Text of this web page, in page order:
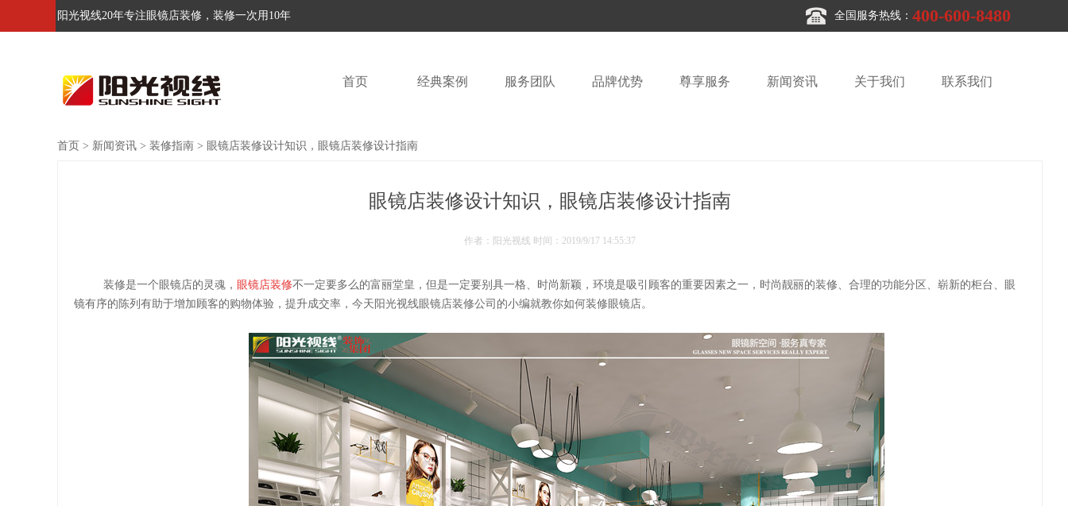
阳光视线20年专注眼镜店装修，装修一次用10年 全国服务热线： 400-600-8480
首页 经典案例 服务团队 品牌优势 尊享服务 新闻资讯 关于我们 联系我们
首页 > 新闻资讯 > 装修指南 > 眼镜店装修设计知识，眼镜店装修设计指南
眼镜店装修设计知识，眼镜店装修设计指南
作者：阳光视线 时间： 2019/9/17 14:55:37
装修是一个眼镜店的灵魂， 眼镜店装修不一定要多么的富丽堂皇，但是一定要别具一格、时尚新颖，环境是吸引顾客的重要因素之一，时尚靓丽的装修、合理的功能分区、崭新的柜台、眼
镜有序的陈列有助于增加顾客的购物体验，提升成交率，今天阳光视线眼镜店装修公司的小编就教你如何装修眼镜店。